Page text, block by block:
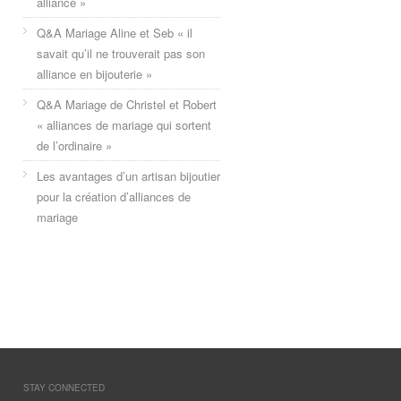
Q&A Mariage Aline et Seb « il
savait qu’il ne trouverait pas son
alliance en bijouterie »
Q&A Mariage de Christel et Robert
« alliances de mariage qui sortent
de l’ordinaire »
Les avantages d’un artisan bijoutier
pour la création d’alliances de
mariage
STAY CONNECTED